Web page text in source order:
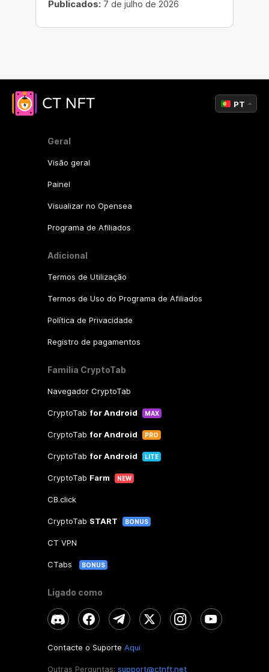
Publicados: 7 de julho de 2026
Geral
Visão geral
Painel
Visualizar no Opensea
Programa de Afiliados
Adicional
Termos de Utilização
Termos de Uso do Programa de Afiliados
Política de Privacidade
Registro de pagamentos
Família CryptoTab
Navegador CryptoTab
CryptoTab for Android MAX
CryptoTab for Android PRO
CryptoTab for Android LITE
CryptoTab Farm NEW
CB.click
CryptoTab START BONUS
CT VPN
CTabs BONUS
Ligado como
Contacte o Suporte Aqui
Outras Perguntas: support@ctnft.net
PT